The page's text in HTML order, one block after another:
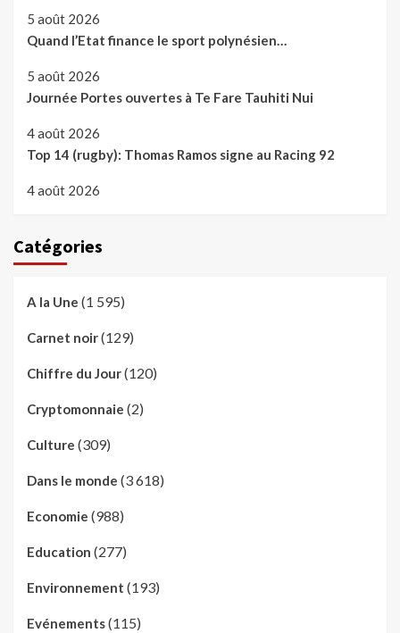
5 août 2026
Quand l’Etat finance le sport polynésien…
5 août 2026
Journée Portes ouvertes à Te Fare Tauhiti Nui
4 août 2026
Top 14 (rugby): Thomas Ramos signe au Racing 92
4 août 2026
Catégories
A la Une (1 595)
Carnet noir(129)
Chiffre du Jour(120)
Cryptomonnaie (2)
Culture (309)
Dans le monde (3 618)
Economie (988)
Education (277)
Environnement (193)
Evénements(115)